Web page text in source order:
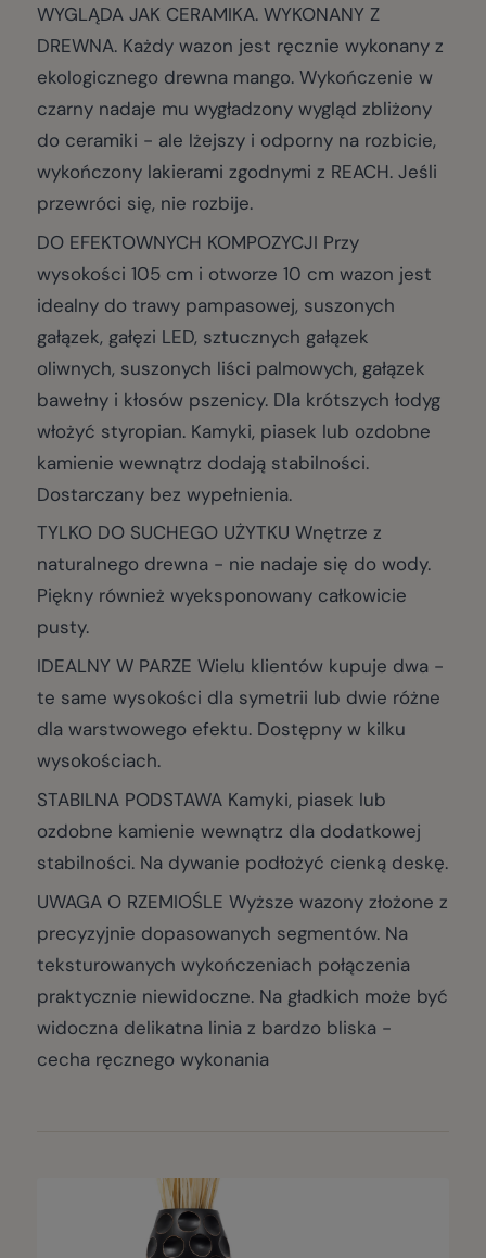
WYGLĄDA JAK CERAMIKA. WYKONANY Z
DREWNA. Każdy wazon jest ręcznie wykonany z
ekologicznego drewna mango. Wykończenie w
czarny nadaje mu wygładzony wygląd zbliżony
do ceramiki - ale lżejszy i odporny na rozbicie,
wykończony lakierami zgodnymi z REACH. Jeśli
przewróci się, nie rozbije.
DO EFEKTOWNYCH KOMPOZYCJI Przy
wysokości 105 cm i otworze 10 cm wazon jest
idealny do trawy pampasowej, suszonych
gałązek, gałęzi LED, sztucznych gałązek
oliwnych, suszonych liści palmowych, gałązek
bawełny i kłosów pszenicy. Dla krótszych łodyg
włożyć styropian. Kamyki, piasek lub ozdobne
kamienie wewnątrz dodają stabilności.
Dostarczany bez wypełnienia.
TYLKO DO SUCHEGO UŻYTKU Wnętrze z
naturalnego drewna - nie nadaje się do wody.
Piękny również wyeksponowany całkowicie
pusty.
IDEALNY W PARZE Wielu klientów kupuje dwa -
te same wysokości dla symetrii lub dwie różne
dla warstwowego efektu. Dostępny w kilku
wysokościach.
STABILNA PODSTAWA Kamyki, piasek lub
ozdobne kamienie wewnątrz dla dodatkowej
stabilności. Na dywanie podłożyć cienką deskę.
UWAGA O RZEMIOŚLE Wyższe wazony złożone z
precyzyjnie dopasowanych segmentów. Na
teksturowanych wykończeniach połączenia
praktycznie niewidoczne. Na gładkich może być
widoczna delikatna linia z bardzo bliska -
cecha ręcznego wykonania